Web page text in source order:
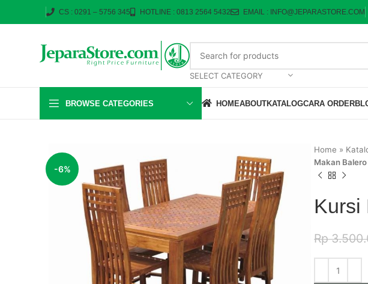
CS : 0291 – 5756 345 HOTLINE : 0813 2564 5432 EMAIL : INFO@JEPARASTORE.COM
SELECT CATEGORY
BROWSE CATEGORIES HOMEABOUTKATALOGCARA ORDER
-6%
Home »
Makan
Kursi
Rp